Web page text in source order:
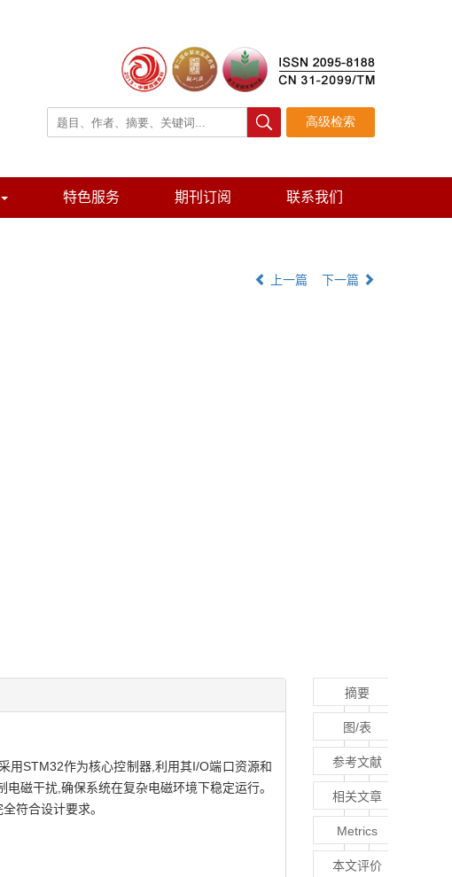
特色服务 期刊订阅 联系我们
上一篇 下一篇
用STM32作为核心控制器,利用其I/O端口资源和
磁干扰,确保系统在复杂电磁环境下稳定运行。
符合设计要求。
摘要
图/表
参考文献
相关文章
Metrics
本文评价